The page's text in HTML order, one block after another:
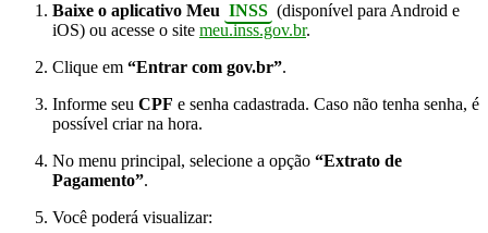
Baixe o aplicativo Meu INSS (disponível para Android e
iOS) ou acesse o site meu.inss.gov.br.
Clique em “Entrar com gov.br”.
Informe seu CPF e senha cadastrada. Caso não tenha senha, é
possível criar na hora.
No menu principal, selecione a opção “Extrato de
Pagamento”.
Você poderá visualizar: